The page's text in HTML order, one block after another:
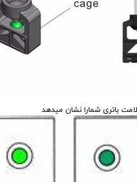
باتری شمارا نشان میدهد